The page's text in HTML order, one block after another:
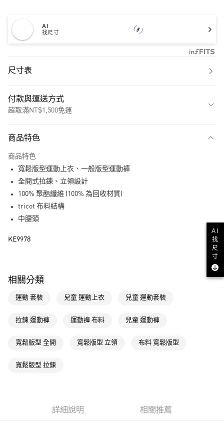
AI
找尺寸
尺寸表
付款與運送方式
超取滿NT$1,500免運
LINE Pay
全家取貨付款
付款後全家取貨
每筆NT$80，滿NT$1,500(含以上)免運費
付款後萊爾富取貨
7-11取貨付款
每筆NT$80，滿NT$1,500(含以上)免運費
商品特色
商品特色
寬鬆版型運動上衣、一般版型運動褲
全開式拉鍊、立領設計
100% 聚酯纖維 (100% 為回收材質)
tricot 布料結構
中腰頭
KE9978
相關分類
運動 套裝 兒童 運動上衣 兒童 運動套裝
拉鍊 運動褲 運動褲 布料 兒童 運動褲
寬鬆版型 全開 寬鬆版型 立領 布料 寬鬆版型
寬鬆版型 拉鍊
詳細說明 相關推薦
AI
找
尺
寸